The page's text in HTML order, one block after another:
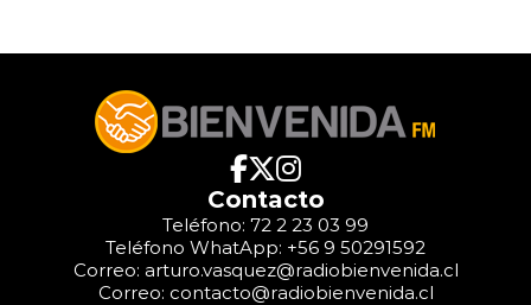
Contacto
Teléfono: 72 2 23 03 99
Teléfono WhatApp: +56 9 50291592
Correo: arturo.vasquez@radiobienvenida.cl
Correo: contacto@radiobienvenida.cl